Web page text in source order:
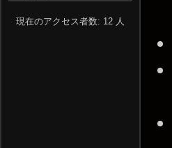
現在のアクセス者数: 12 人